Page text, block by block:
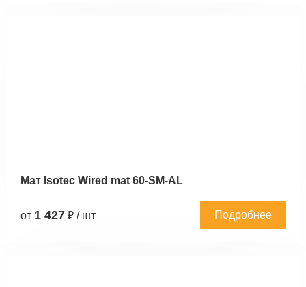
Мат Isotec Wired mat 60-SM-AL
от 1 427 ₽ / шт Подробнее